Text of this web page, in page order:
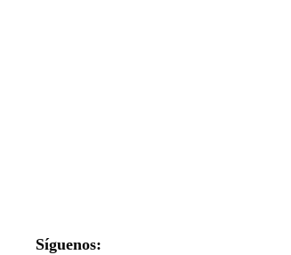
Síguenos: